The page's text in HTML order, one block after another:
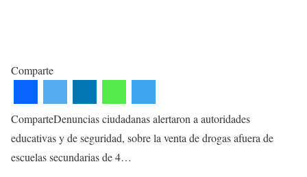
Comparte
ComparteDenuncias ciudadanas alertaron a autoridades
educativas y de seguridad, sobre la venta de drogas afuera de
escuelas secundarias de 4…